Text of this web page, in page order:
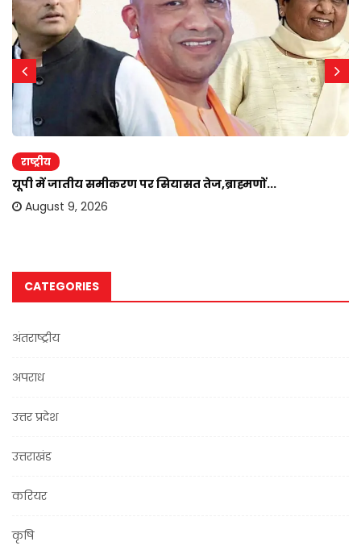
राष्ट्रीय
यूपी में जातीय समीकरण पर सियासत तेज,ब्राह्मणों...
August 9, 2026
CATEGORIES
अंतराष्ट्रीय
अपराध
उत्तर प्रदेश
उत्तराखंड
करियर
कृषि